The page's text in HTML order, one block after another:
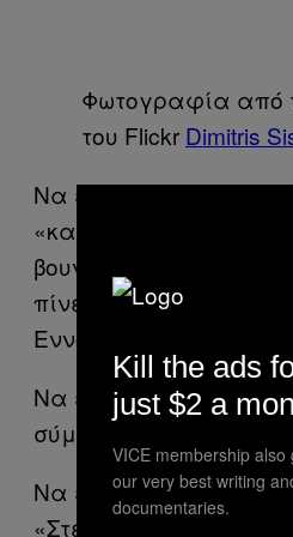
Φωτογραφία από
του Flickr Dimitris
Να έχεις πάει σε ένα
«καζάνι» σε κάποιο
βουνό και να κάνει
πίνεις το τσίπουρο
Εννοείται.
Να έχεις φάει το
σύμπαν. Στο Δοξάτο
Να έχεις φάει
«Στέφανο». Ποιό
Kill the ads
just $2 a
VICE membership also
our very best writing
documentaries.